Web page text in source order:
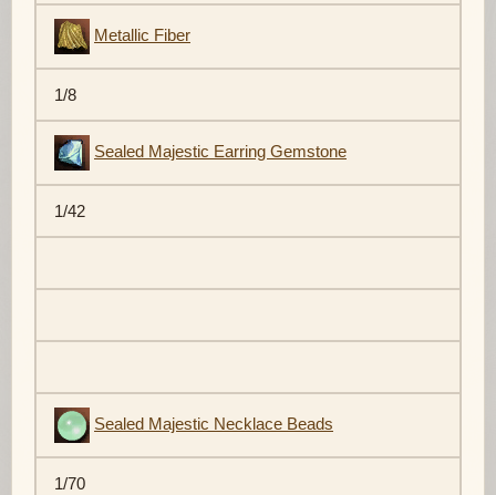
Metallic Fiber
1/8
Sealed Majestic Earring Gemstone
1/42
Sealed Majestic Necklace Beads
1/70